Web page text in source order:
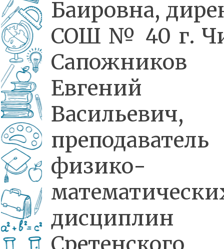
Баировна,
СОШ № 40 г.
Сапожников
Евгений
Васильевич,
преподаватель
физико-
дисциплин